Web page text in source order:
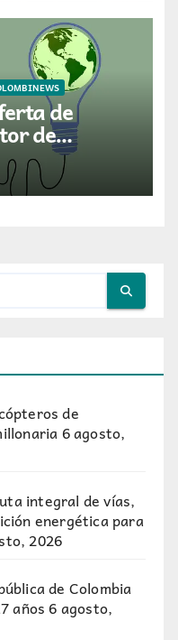
de
de
América
de
6 agosto,
integral de vías,
energética para
2026
de Colombia
años 6 agosto,